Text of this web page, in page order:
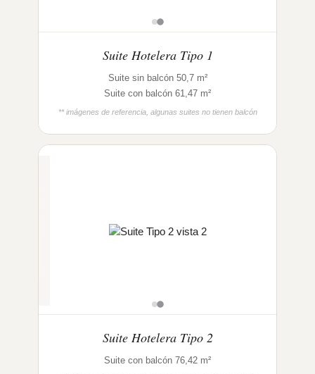
Suite Hotelera Tipo 1
Suite sin balcón 50,7 m²
Suite con balcón 61,47 m²
** imágenes de referencia, algunas suites no tienen balcón
Suite Hotelera Tipo 2
Suite con balcón 76,42 m²